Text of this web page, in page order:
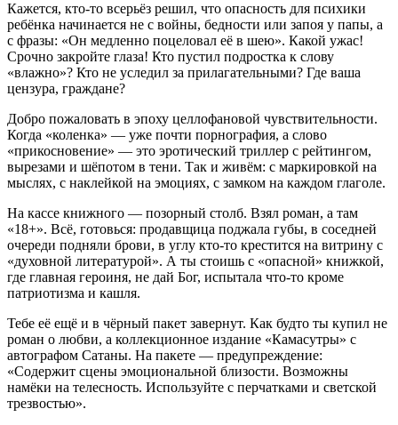
Кажется, кто-то всерьёз решил, что опасность для психики
ребёнка начинается не с войны, бедности или запоя у папы, а
с фразы: «Он медленно поцеловал её в шею». Какой ужас!
Срочно закройте глаза! Кто пустил подростка к слову
«влажно»? Кто не уследил за прилагательными? Где ваша
цензура, граждане?
Добро пожаловать в эпоху целлофановой чувствительности.
Когда «коленка» — уже почти порнография, а слово
«прикосновение» — это эротический триллер с рейтингом,
вырезами и шёпотом в тени. Так и живём: с маркировкой на
мыслях, с наклейкой на эмоциях, с замком на каждом глаголе.
На кассе книжного — позорный столб. Взял роман, а там
«18+». Всё, готовься: продавщица поджала губы, в соседней
очереди подняли брови, в углу кто-то крестится на витрину с
«духовной литературой». А ты стоишь с «опасной» книжкой,
где главная героиня, не дай Бог, испытала что-то кроме
патриотизма и кашля.
Тебе её ещё и в чёрный пакет завернут. Как будто ты купил не
роман о любви, а коллекционное издание «Камасутры» с
автографом Сатаны. На пакете — предупреждение:
«Содержит сцены эмоциональной близости. Возможны
намёки на телесность. Используйте с перчатками и светской
трезвостью».